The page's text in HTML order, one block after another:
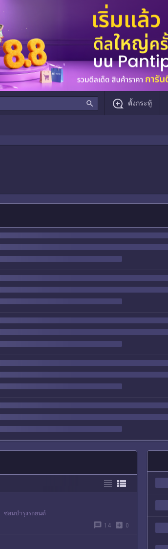
search ตั้งกระทู้
 
ซ่อมบำรุงรถยนต์
message 14 add_box 0